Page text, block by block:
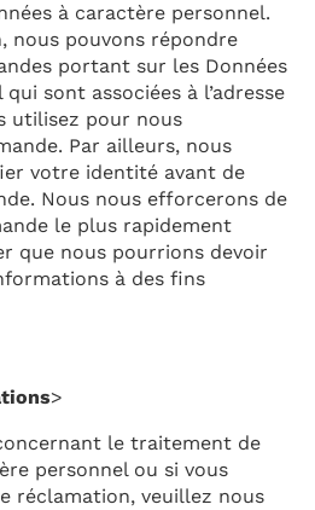
à caractère personnel.
nous pouvons répondre
portant sur les Données
sont associées à l’adresse
utilisez pour nous
Par ailleurs, nous
votre identité avant de
Nous nous efforcerons de
le plus rapidement
que nous pourrions devoir
à des fins
>
le traitement de
personnel ou si vous
réclamation, veuillez nous